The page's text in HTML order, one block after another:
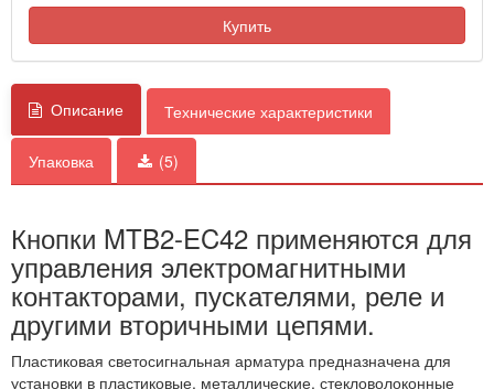
Купить
Описание Технические характеристики
Упаковка (5)
Кнопки MTB2-EC42 применяются для
управления электромагнитными
контакторами, пускателями, реле и
другими вторичными цепями.
Пластиковая светосигнальная арматура предназначена для
установки в пластиковые, металлические, стекловолоконные